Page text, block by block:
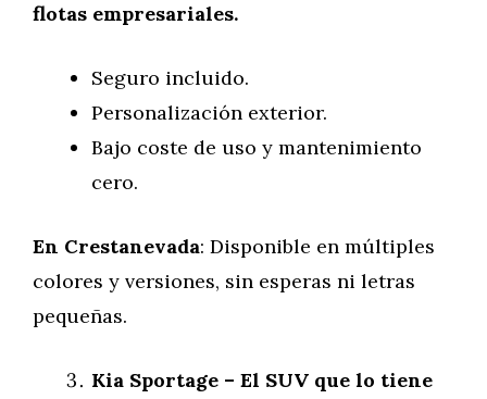
flotas empresariales.
Seguro incluido.
Personalización exterior.
Bajo coste de uso y mantenimiento
cero.
En Crestanevada: Disponible en múltiples
colores y versiones, sin esperas ni letras
pequeñas.
Kia Sportage – El SUV que lo tiene